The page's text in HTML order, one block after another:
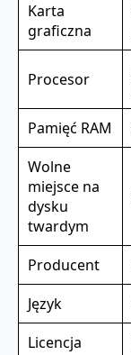
Karta
graficzna
Procesor
Pamięć RAM
Wolne
miejsce na
dysku
twardym
Producent
Język
Licencja